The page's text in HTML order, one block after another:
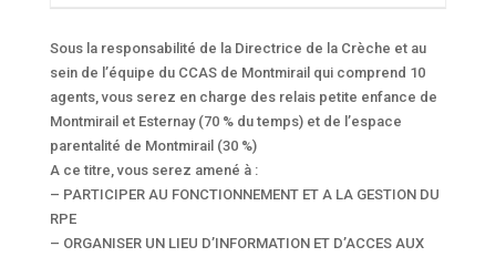
Sous la responsabilité de la Directrice de la Crèche et au
sein de l’équipe du CCAS de Montmirail qui comprend 10
agents, vous serez en charge des relais petite enfance de
Montmirail et Esternay (70 % du temps) et de l’espace
parentalité de Montmirail (30 %)
A ce titre, vous serez amené à :
– PARTICIPER AU FONCTIONNEMENT ET A LA GESTION DU
RPE
– ORGANISER UN LIEU D’INFORMATION ET D’ACCES AUX